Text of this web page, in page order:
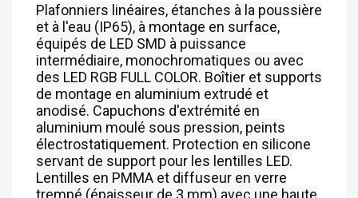
Plafonniers linéaires, étanches à la poussière
et à l'eau (IP65), à montage en surface,
équipés de LED SMD à puissance
intermédiaire, monochromatiques ou avec
des LED RGB FULL COLOR. Boîtier et supports
de montage en aluminium extrudé et
anodisé. Capuchons d'extrémité en
aluminium moulé sous pression, peints
électrostatiquement. Protection en silicone
servant de support pour les lentilles LED.
Lentilles en PMMA et diffuseur en verre
trempé (épaisseur de 3 mm) avec une haute